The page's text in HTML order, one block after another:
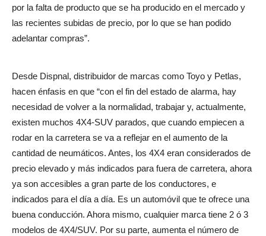
por la falta de producto que se ha producido en el mercado y
las recientes subidas de precio, por lo que se han podido
adelantar compras”.
Desde Dispnal, distribuidor de marcas como Toyo y Petlas,
hacen énfasis en que “con el fin del estado de alarma, hay
necesidad de volver a la normalidad, trabajar y, actualmente,
existen muchos 4X4-SUV parados, que cuando empiecen a
rodar en la carretera se va a reflejar en el aumento de la
cantidad de neumáticos. Antes, los 4X4 eran considerados de
precio elevado y más indicados para fuera de carretera, ahora
ya son accesibles a gran parte de los conductores, e
indicados para el día a día. Es un automóvil que te ofrece una
buena conducción. Ahora mismo, cualquier marca tiene 2 ó 3
modelos de 4X4/SUV. Por su parte, aumenta el número de